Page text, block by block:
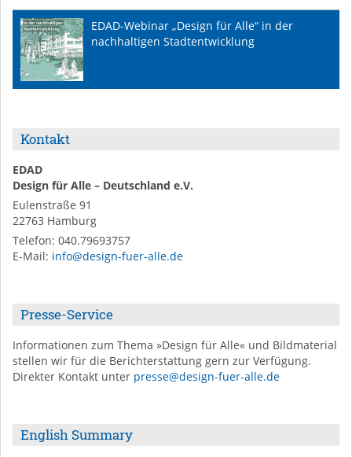
EDAD-Webinar „Design für Alle“ in der
nachhaltigen Stadtentwicklung
Kontakt
EDAD
Design für Alle – Deutschland e.V.
Eulenstraße 91
22763 Hamburg
Telefon: 040.79693757
E-Mail: info@design-fuer-alle.de
Presse-Service
Informationen zum Thema »Design für Alle« und Bildmaterial
stellen wir für die Berichterstattung gern zur Verfügung.
Direkter Kontakt unter presse@design-fuer-alle.de
English Summary